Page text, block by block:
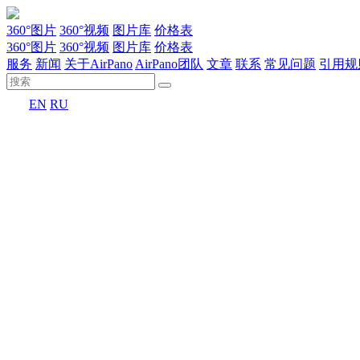
360°图片 360°视频 图片库 价格表
360°图片 360°视频 图片库 价格表
服务 新闻 关于AirPano AirPano团队 文章 联系 常见问题 引用
EN RU